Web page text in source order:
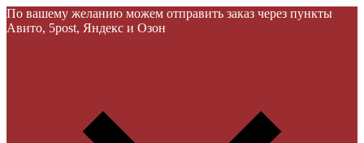
По вашему желанию можем отправить заказ через пункты
Авито, 5post, Яндекс и Озон